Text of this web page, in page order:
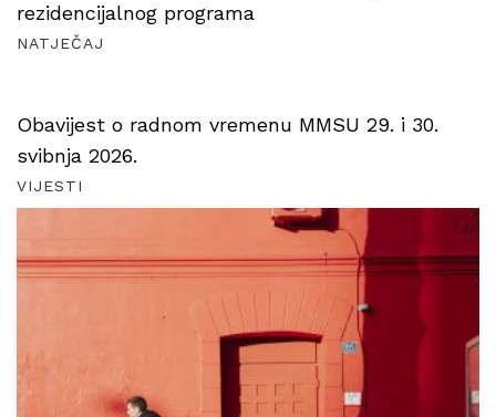
rezidencijalnog programa
NATJEČAJ
Obavijest o radnom vremenu MMSU 29. i 30.
svibnja 2026.
VIJESTI